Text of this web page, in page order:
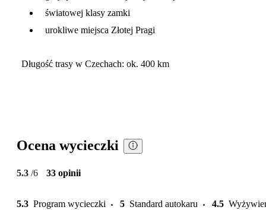
światowej klasy zamki
urokliwe miejsca Złotej Pragi
Długość trasy w Czechach: ok. 400 km
Ocena wycieczki
5.3 /6 33 opinii
5.3 Program wycieczki 5 Standard autokaru 4.5